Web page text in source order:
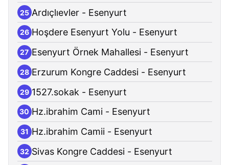
25 Ardıçlıevler - Esenyurt
26 Hoşdere Esenyurt Yolu - Esenyurt
27 Esenyurt Örnek Mahallesi - Esenyurt
28 Erzurum Kongre Caddesi - Esenyurt
29 1527.sokak - Esenyurt
30 Hz.ibrahim Cami - Esenyurt
31 Hz.ibrahim Camii - Esenyurt
32 Sivas Kongre Caddesi - Esenyurt